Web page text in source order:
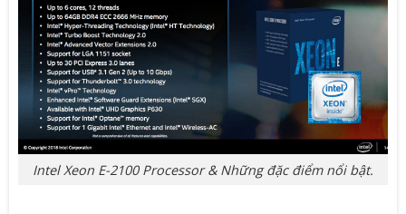
Intel Xeon E-2100 Processor & Những đặc điểm nổi bật.